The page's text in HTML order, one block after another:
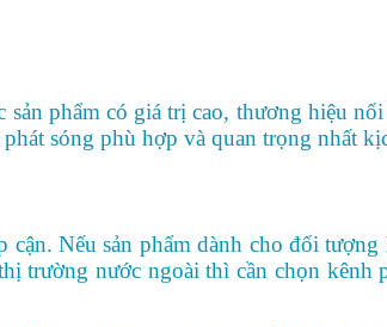
phẩm có giá trị cao, thương hiệu
sóng phù hợp và quan trọng nhất
Nếu sản phẩm dành cho đối
trường nước ngoài thì cần chọn